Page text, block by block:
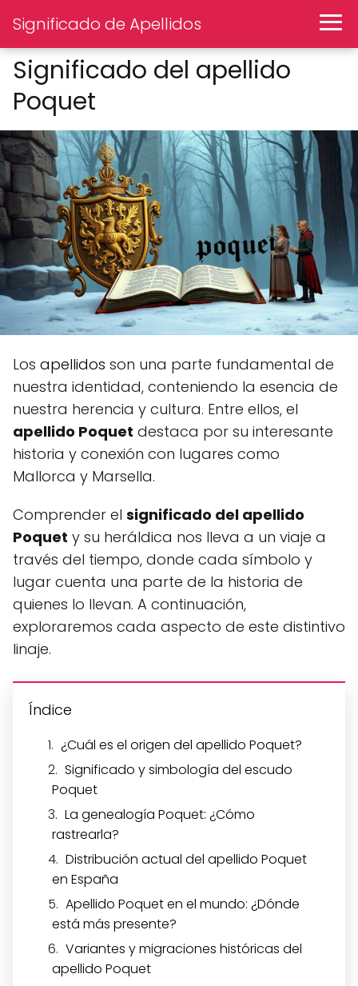
Significado de Apellidos
Significado del apellido
Poquet
Los apellidos son una parte fundamental de
nuestra identidad, conteniendo la esencia de
nuestra herencia y cultura. Entre ellos, el
apellido Poquet destaca por su interesante
historia y conexión con lugares como
Mallorca y Marsella.
Comprender el significado del apellido
Poquet y su heráldica nos lleva a un viaje a
través del tiempo, donde cada símbolo y
lugar cuenta una parte de la historia de
quienes lo llevan. A continuación,
exploraremos cada aspecto de este distintivo
linaje.
Índice
¿Cuál es el origen del apellido Poquet?
Significado y simbología del escudo
Poquet
La genealogía Poquet: ¿Cómo
rastrearla?
Distribución actual del apellido Poquet
en España
Apellido Poquet en el mundo: ¿Dónde
está más presente?
Variantes y migraciones históricas del
apellido Poquet